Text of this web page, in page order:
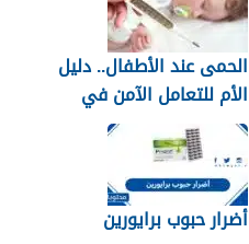
الحمى عند الأطفال.. دليل
الأم للتعامل الآمن في
المنزل
أضرار حبوب برايورين